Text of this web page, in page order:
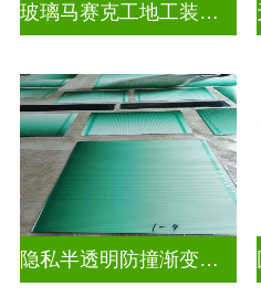
玻璃马赛克工地工装装饰玻璃
隐私半透明防撞渐变装饰玻璃